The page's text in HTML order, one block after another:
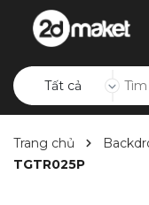
Tất cả
Trang chủ
TGTR025P